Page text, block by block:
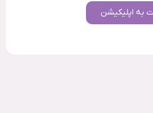
به اپلیکیشن